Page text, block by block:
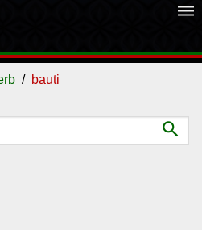
dehaze
bauti
search